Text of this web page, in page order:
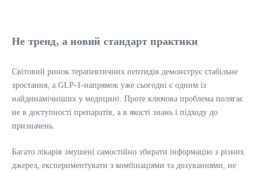
Не тренд, а новий стандарт практики
Світовий ринок терапевтичних пептидів демонструє стабільне
зростання, а GLP-1-напрямок уже сьогодні є одним із
найдинамічніших у медицині. Проте ключова проблема полягає
не в доступності препаратів, а в якості знань і підходу до
призначень.
Багато лікарів змушені самостійно збирати інформацію з різних
джерел, експериментувати з комбінаціями та дозуваннями, не